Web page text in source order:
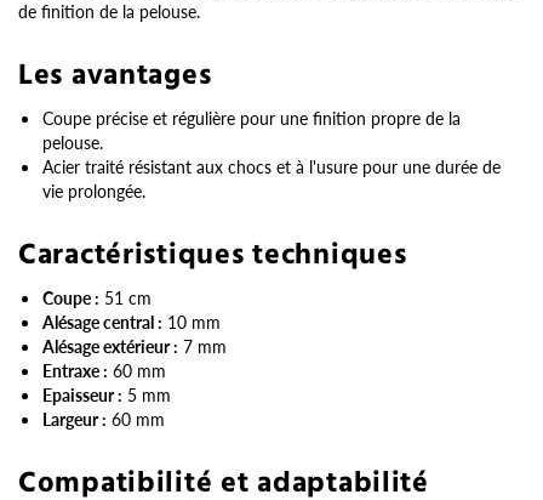
de finition de la pelouse.
Les avantages
Coupe précise et régulière pour une finition propre de la
pelouse.
Acier traité résistant aux chocs et à l'usure pour une durée de
vie prolongée.
Caractéristiques techniques
Coupe : 51 cm
Alésage central : 10 mm
Alésage extérieur : 7 mm
Entraxe : 60 mm
Epaisseur : 5 mm
Largeur : 60 mm
Compatibilité et adaptabilité